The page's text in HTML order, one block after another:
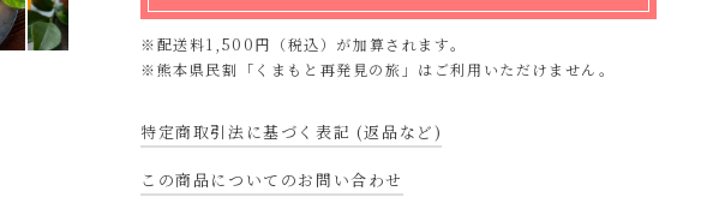
※配送料1,500円（税込）が加算されます。
※熊本県民割「くまもと再発見の旅」はご利用いただけません。
特定商取引法に基づく表記 (返品など)
この商品についてのお問い合わせ